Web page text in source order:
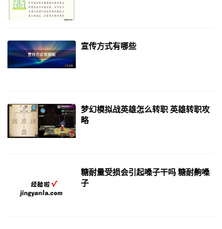
宣传方式有哪些
梦幻模拟战英雄怎么转职 英雄转职攻
略
糖耐量受损会引起嗓子干吗 糖耐齁嗓
子